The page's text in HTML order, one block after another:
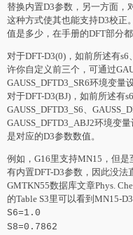
替换内置D3参数，另一方面，
这种方式使其也能支持D3校正
值是多少，在手册的DFT部分都
对于DFT-D3(0)，如前所述有s6
许你自定义前三个，可通过
GAUSS_DFTD3_SR6环境变量
对于DFT-D3(BJ)，如前所述有
GAUSS_DFTD3_S6、
GAUSS_DFTD3_ABJ2环境变
是对应的D3参数数值。
例如，G16里支持MN15，但
有内置DFT-D3参数，因此没法
GMTKN55数据库文章Phys.
的Table S3里可以看到MN15-
S6=1.0
S8=0.7862